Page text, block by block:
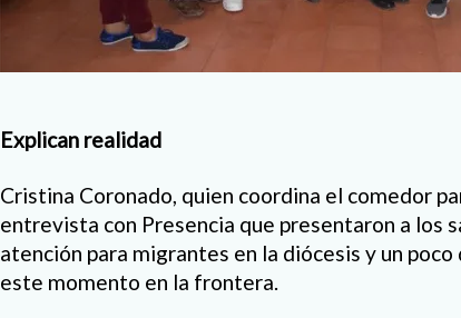
Explican realidad
Cristina Coronado, quien coordina el comedor
entrevista con Presencia que presentaron a los
atención para migrantes en la diócesis y un
este momento en la frontera.